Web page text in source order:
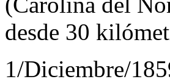
desde 30
1/Diciembre/